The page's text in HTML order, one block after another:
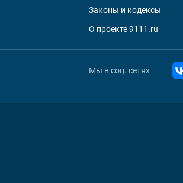
Законы и кодексы
О проекте 9111.ru
Мы в соц. сетях